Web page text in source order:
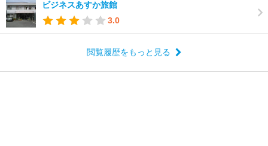
ビジネスあすか旅館
3.0
閲覧履歴をもっと見る